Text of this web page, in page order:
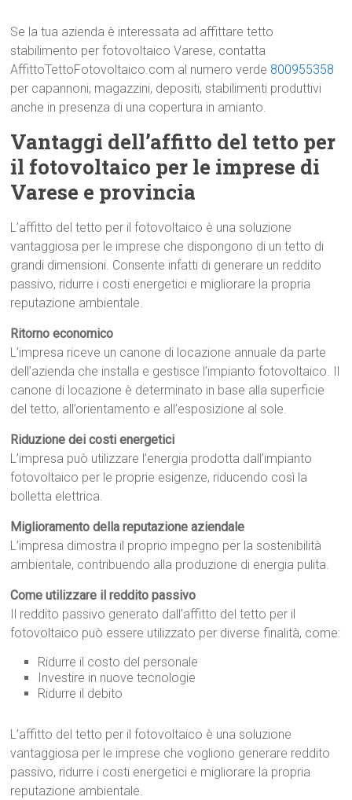
Se la tua azienda è interessata ad affittare tetto
stabilimento per fotovoltaico Varese, contatta
AffittoTettoFotovoltaico.com al numero verde 800955358
per capannoni, magazzini, depositi, stabilimenti produttivi
anche in presenza di una copertura in amianto.
Vantaggi dell’affitto del tetto per
il fotovoltaico per le imprese di
Varese e provincia
L’affitto del tetto per il fotovoltaico è una soluzione
vantaggiosa per le imprese che dispongono di un tetto di
grandi dimensioni. Consente infatti di generare un reddito
passivo, ridurre i costi energetici e migliorare la propria
reputazione ambientale.
Ritorno economico
L’impresa riceve un canone di locazione annuale da parte
dell’azienda che installa e gestisce l’impianto fotovoltaico. Il
canone di locazione è determinato in base alla superficie
del tetto, all’orientamento e all’esposizione al sole.
Riduzione dei costi energetici
L’impresa può utilizzare l’energia prodotta dall’impianto
fotovoltaico per le proprie esigenze, riducendo così la
bolletta elettrica.
Miglioramento della reputazione aziendale
L’impresa dimostra il proprio impegno per la sostenibilità
ambientale, contribuendo alla produzione di energia pulita.
Come utilizzare il reddito passivo
Il reddito passivo generato dall’affitto del tetto per il
fotovoltaico può essere utilizzato per diverse finalità, come:
Ridurre il costo del personale
Investire in nuove tecnologie
Ridurre il debito
L’affitto del tetto per il fotovoltaico è una soluzione
vantaggiosa per le imprese che vogliono generare reddito
passivo, ridurre i costi energetici e migliorare la propria
reputazione ambientale.